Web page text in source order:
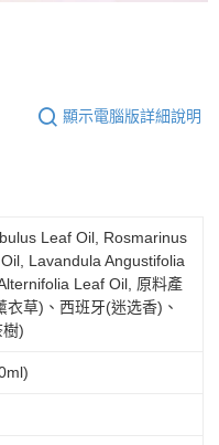
顯示電腦版詳細說明
Leaf Oil, Rosmarinus
Lavandula Angustifolia
Leaf Oil, 原料產
衣草)、西班牙(迷选香)、
)